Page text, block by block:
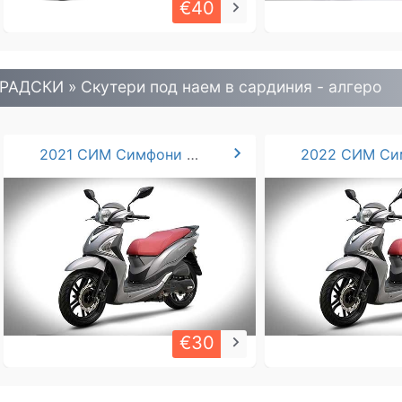
€40 keyboard_arrow_right
» Скутери под наем в сардиния - алгеро
2021 СИМ Симфони 125cc chevron_right
€30 keyboard_arrow_right